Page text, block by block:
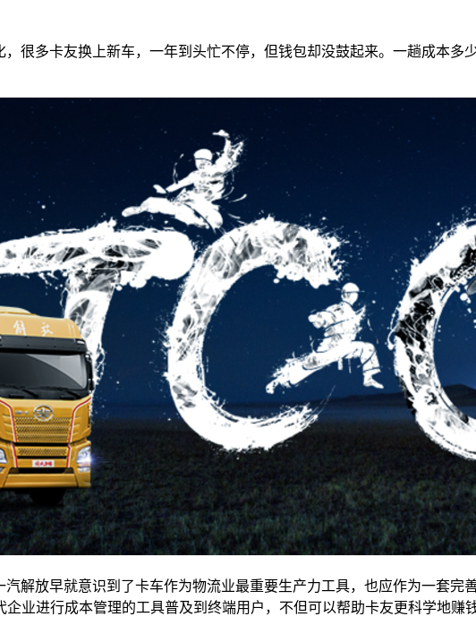
很多卡友换上新车，一年到头忙不停，但钱包却没鼓起来。一趟成本
解放早就意识到了卡车作为物流业最重要生产力工具，也应作为一套
业进行成本管理的工具普及到终端用户，不但可以帮助卡友更科学地赚